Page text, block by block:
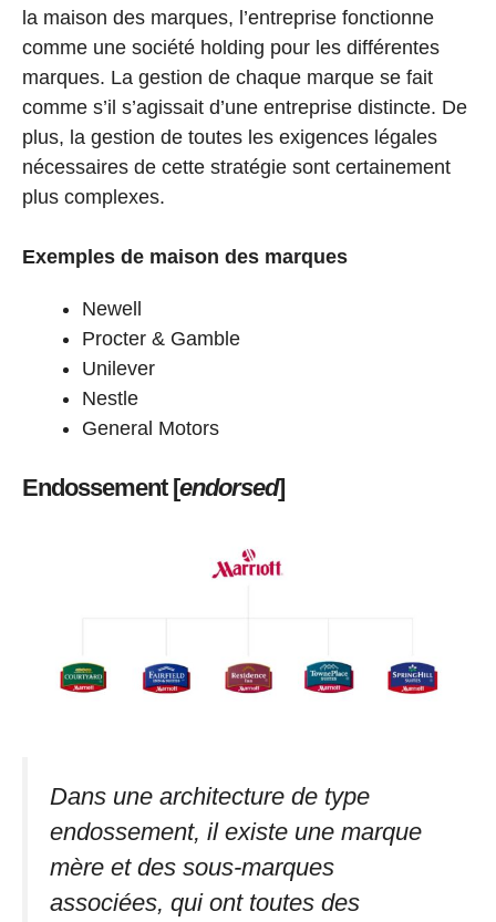
la maison des marques, l’entreprise fonctionne
comme une société holding pour les différentes
marques. La gestion de chaque marque se fait
comme s’il s’agissait d’une entreprise distincte. De
plus, la gestion de toutes les exigences légales
nécessaires de cette stratégie sont certainement
plus complexes.
Exemples de maison des marques
Newell
Procter & Gamble
Unilever
Nestle
General Motors
Endossement [endorsed]
Dans une architecture de type
endossement, il existe une marque
mère et des sous-marques
associées, qui ont toutes des